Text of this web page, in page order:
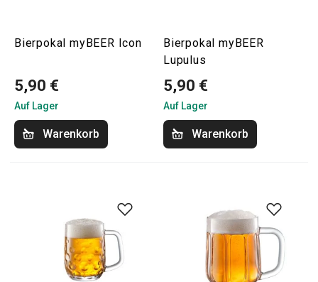
Bierpokal myBEER Icon
5,90 €
Auf Lager
Warenkorb
Bierpokal myBEER
Lupulus
5,90 €
Auf Lager
Warenkorb